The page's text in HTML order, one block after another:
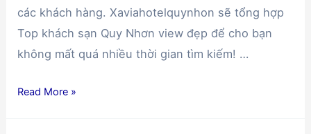
các khách hàng. Xaviahotelquynhon sẽ tổng hợp
Top khách sạn Quy Nhơn view đẹp để cho bạn
không mất quá nhiều thời gian tìm kiếm! …
Top
Read More »